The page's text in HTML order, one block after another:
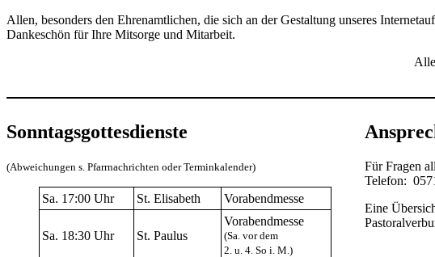
Allen, besonders den Ehrenamtlichen, die sich an der Gestaltung unseres
Dankeschön für Ihre Mitsorge und Mitarbeit.
Sonntagsgottesdienste
(Abweichungen s. Pfarrnachrichten oder Terminkalender)
Sa. 17:00 Uhr St. Elisabeth Vorabendmesse
Sa. 18:30 Uhr St. Paulus
Vorabendmesse
(Sa. vor dem
2. u. 4. So i. M.)
Für Fragen
Telefon:
Eine